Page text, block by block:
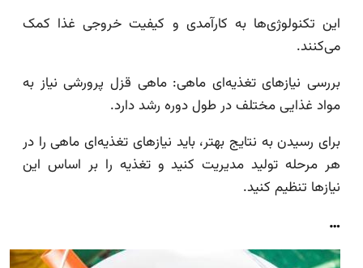
این تکنولوژی‌ها به کارآمدی و کیفیت خروجی غذا کمک
می‌کنند.
بررسی نیازهای تغذیه‌ای ماهی: ماهی قزل پرورشی نیاز به
مواد غذایی مختلف در طول دوره رشد دارد.
برای رسیدن به نتایج بهتر، باید نیازهای تغذیه‌ای ماهی را در
هر مرحله تولید مدیریت کنید و تغذیه را بر اساس این
نیازها تنظیم کنید.
…